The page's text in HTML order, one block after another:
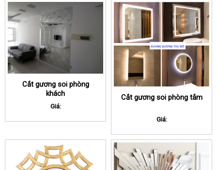
Cắt gương soi phòng
khách
Giá:
Cắt gương soi phòng tắm
Giá: